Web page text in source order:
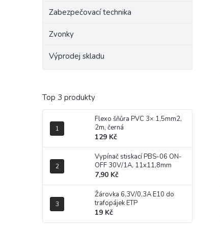
Zabezpečovací technika
Zvonky
Výprodej skladu
Top 3 produkty
Flexo šňůra PVC 3× 1,5mm2,
2m, černá
129 Kč
Vypínač stiskací PBS-06 ON-
OFF 30V/1A, 11x11,8mm
7,90 Kč
Žárovka 6,3V/0,3A E10 do
trafopájek ETP
19 Kč